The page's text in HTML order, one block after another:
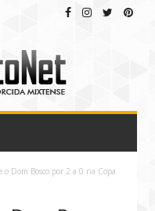
Dom Bosco por 2 a 0 na Copa